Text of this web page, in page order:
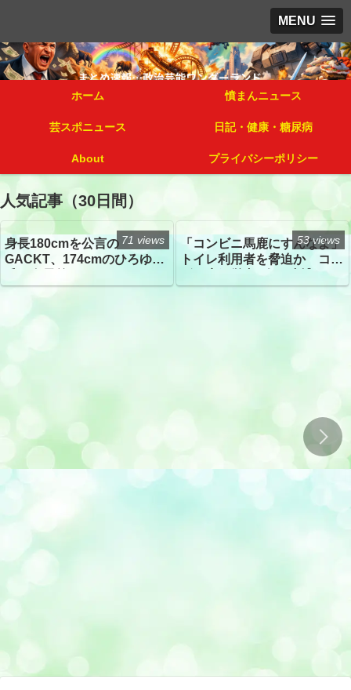
MENU
ホーム 憤まんニュース
芸スポニュース 日記・健康・糖尿病
About プライバシーポリシー
人気記事（30日間）
身長180cmを公言の
GACKT、174cmのひろゆき
トざわつき イベントでの写
71 views
「コンビニ馬鹿にすんなよ」
トイレ利用者を脅迫か コン
53 views